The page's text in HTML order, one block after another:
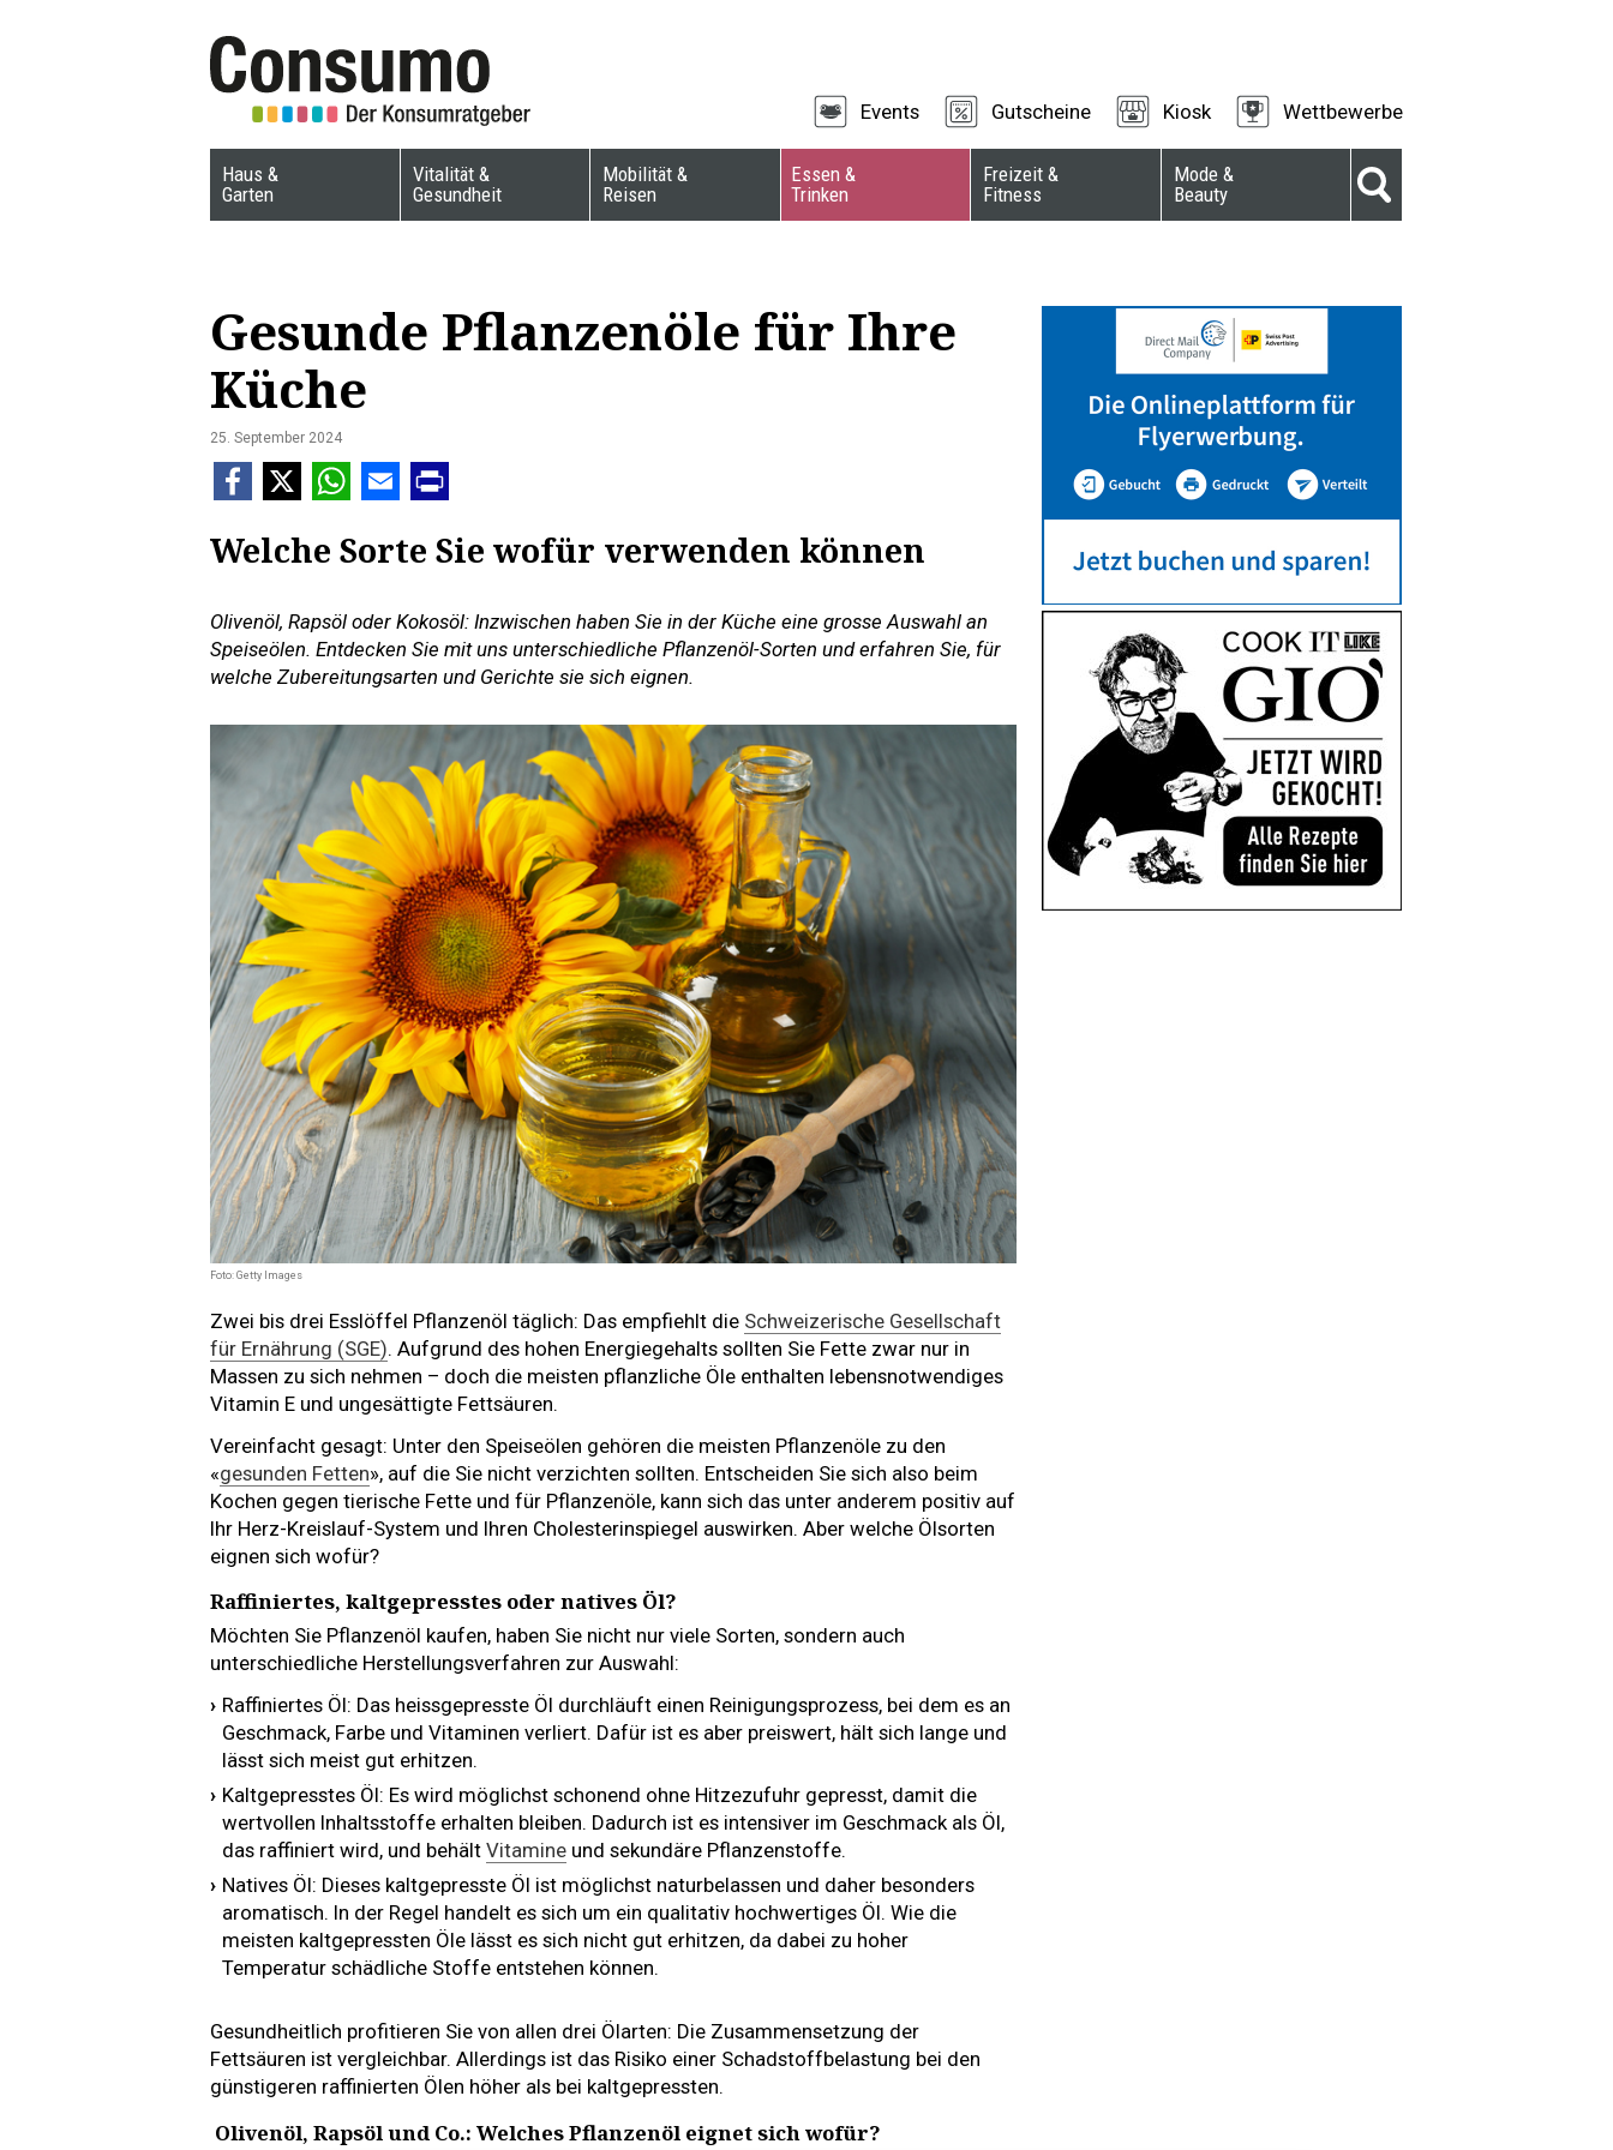
Events Gutscheine Kiosk Wettbewerbe
Haus &
Garten
Vitalität &
Gesundheit
Mobilität &
Reisen
Essen &
Trinken
Freizeit &
Fitness
Mode &
Beauty
Gesunde Pflanzenöle für Ihre
Küche
25. September 2024
Welche Sorte Sie wofür verwenden können
Olivenöl, Rapsöl oder Kokosöl: Inzwischen haben Sie in der Küche eine grosse Auswahl an
Speiseölen. Entdecken Sie mit uns unterschiedliche Pflanzenöl-Sorten und erfahren Sie, für
welche Zubereitungsarten und Gerichte sie sich eignen.
Foto: Getty Images
Zwei bis drei Esslöffel Pflanzenöl täglich: Das empfiehlt die Schweizerische Gesellschaft
für Ernährung (SGE). Aufgrund des hohen Energiegehalts sollten Sie Fette zwar nur in
Massen zu sich nehmen – doch die meisten pflanzliche Öle enthalten lebensnotwendiges
Vitamin E und ungesättigte Fettsäuren.
Vereinfacht gesagt: Unter den Speiseölen gehören die meisten Pflanzenöle zu den
«gesunden Fetten», auf die Sie nicht verzichten sollten. Entscheiden Sie sich also beim
Kochen gegen tierische Fette und für Pflanzenöle, kann sich das unter anderem positiv auf
Ihr Herz-Kreislauf-System und Ihren Cholesterinspiegel auswirken. Aber welche Ölsorten
eignen sich wofür?
Raffiniertes, kaltgepresstes oder natives Öl?
Möchten Sie Pflanzenöl kaufen, haben Sie nicht nur viele Sorten, sondern auch
unterschiedliche Herstellungsverfahren zur Auswahl:
Raffiniertes Öl: Das heissgepresste Öl durchläuft einen Reinigungsprozess, bei dem es an
Geschmack, Farbe und Vitaminen verliert. Dafür ist es aber preiswert, hält sich lange und
lässt sich meist gut erhitzen.
Kaltgepresstes Öl: Es wird möglichst schonend ohne Hitzezufuhr gepresst, damit die
wertvollen Inhaltsstoffe erhalten bleiben. Dadurch ist es intensiver im Geschmack als Öl,
das raffiniert wird, und behält Vitamine und sekundäre Pflanzenstoffe.
Natives Öl: Dieses kaltgepresste Öl ist möglichst naturbelassen und daher besonders
aromatisch. In der Regel handelt es sich um ein qualitativ hochwertiges Öl. Wie die
meisten kaltgepressten Öle lässt es sich nicht gut erhitzen, da dabei zu hoher
Temperatur schädliche Stoffe entstehen können.
Gesundheitlich profitieren Sie von allen drei Ölarten: Die Zusammensetzung der
Fettsäuren ist vergleichbar. Allerdings ist das Risiko einer Schadstoffbelastung bei den
günstigeren raffinierten Ölen höher als bei kaltgepressten.
Olivenöl, Rapsöl und Co.: Welches Pflanzenöl eignet sich wofür?